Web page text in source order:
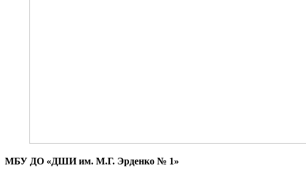
МБУ ДО «ДШИ им. М.Г. Эрденко № 1»